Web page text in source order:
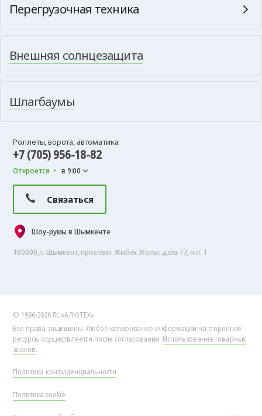
Перегрузочная техника
Внешняя солнцезащита
Шлагбаумы
Роллеты, ворота, автоматика:
+7 (705) 956-18-82
Откроется в 9:00
Связаться
Шоу-румы в Шымкенте
160000, г. Шымкент, проспект Жибек Жолы, дом 77, н.п. 1
© 1996-2026 ГК «АЛЮТЕХ»
Все права защищены. Любое копирование информации на сторонние
ресурсы осуществляется после согласования. Использование товарных
знаков.
Политика конфиденциальности
Политика cookie